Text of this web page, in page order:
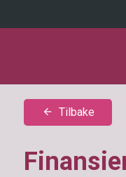
arrow_back Tilbake